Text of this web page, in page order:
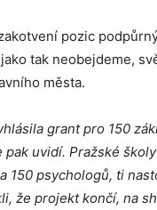
pozic
tak neobejdeme,
města.
grant pro 150
pak uvidí. Pražské
150 psychologů, ti
že projekt končí, na